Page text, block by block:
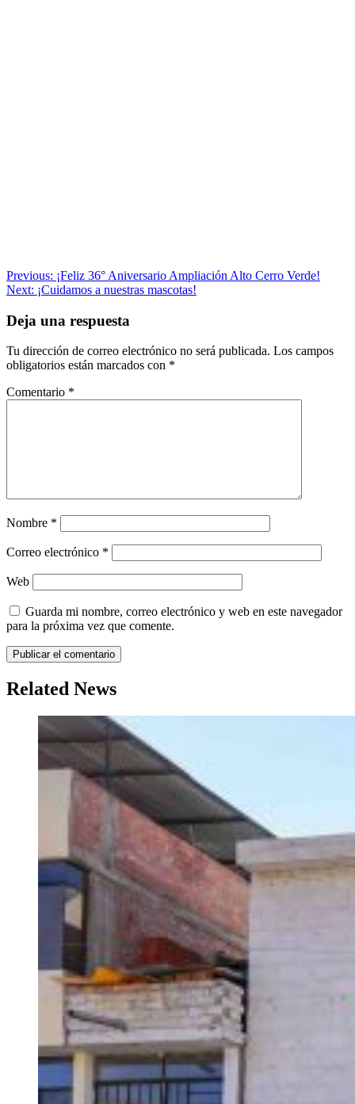
Navegación
de
entradas
Previous: ¡Feliz 36° Aniversario Ampliación Alto Cerro Verde!
Next: ¡Cuidamos a nuestras mascotas!
Deja una respuesta
Tu dirección de correo electrónico no será publicada. Los campos
obligatorios están marcados con *
Comentario *
Nombre *
Correo electrónico *
Web
Guarda mi nombre, correo electrónico y web en este navegador
para la próxima vez que comente.
Related News